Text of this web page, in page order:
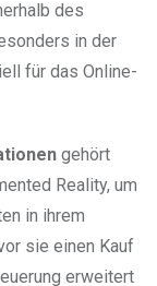
des
in der
für das Online-
gehört
Reality, um
in ihrem
sie einen Kauf
erweitert